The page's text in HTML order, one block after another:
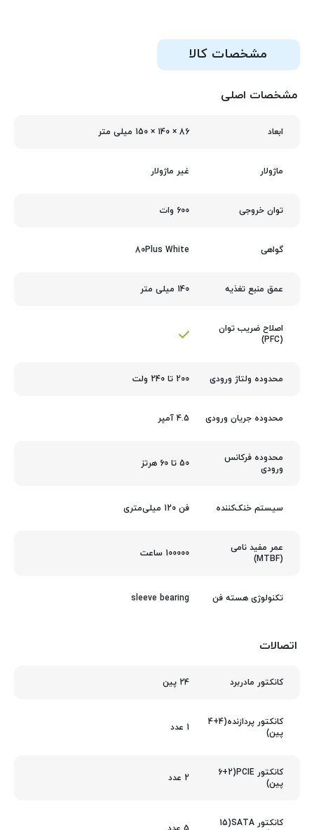
مشخصات کالا
مشخصات اصلی
ابعاد 86 × 140 × 150 میلی‌ متر
ماژولار غیر ماژولار
توان خروجی 600 وات
گواهی 80Plus White
عمق منبع تغذیه 140 میلی متر
اصلاح ضریب توان
(PFC)
محدوده ولتاژ ورودی 200 تا 240 ولت
محدوده جریان ورودی 4.5 آمپر
محدوده فرکانس
ورودی
50 تا 60 هرتز
سیستم خنک‌کننده فن 120 میلی‌متری
عمر مفید نامی
(MTBF)
100000 ساعت
تکنولوژی هسته فن sleeve bearing
اتصالات
کانکتور مادربرد 24 پین
کانکتور پردازنده(4+4
پین)
1 عدد
کانکتور PCIE(6+2
پین)
2 عدد
کانکتور SATA(15